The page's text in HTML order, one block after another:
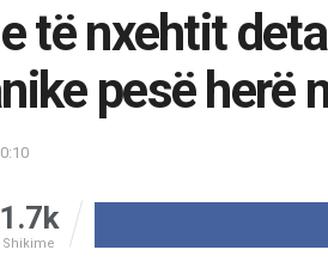
të nxehtit
pesë herë
1.7k
Shikime